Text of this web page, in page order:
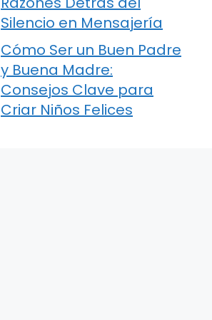
Silencio en Mensajería
Cómo Ser un Buen Padre
y Buena Madre:
Consejos Clave para
Criar Niños Felices